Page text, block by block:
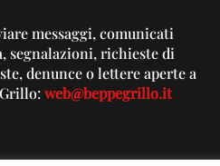
messaggi, comunicati
segnalazioni, richieste di
denunce o lettere aperte a
web@beppegrillo.it